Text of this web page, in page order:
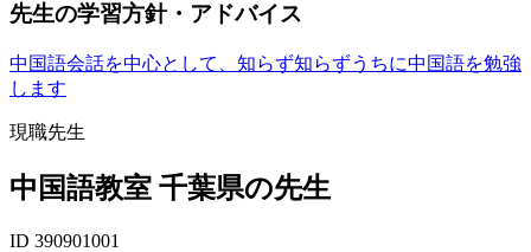
先生の学習方針・アドバイス
中国語会話を中心として、知らず知らずうちに中国語を勉強
します
現職先生
中国語教室 千葉県の先生
ID 390901001